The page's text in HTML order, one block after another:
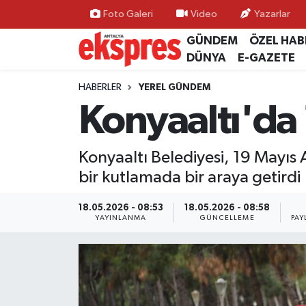
Foto Galeri Video Yazarlar
GÜNDEM ÖZEL
DÜNYA
E-GAZETE
HABERLER YEREL GÜNDEM
Konyaaltı'da
Konyaaltı Belediyesi, 19
bir kutlamada bir araya getirdi
18.05.2026 - 08:53
YAYINLANMA
18.05.2026 - 08:58
GÜNCELLEME
ÖZEL HABER
GÜNDEM
YEREL GÜNDEM
EKONOMİ
SAĞLIK
Nöbetçi Eczaneler
Hava Durumu
Trafik Durumu
Süper Lig Puan Durumu ve Fikstür
Haber Arşivi